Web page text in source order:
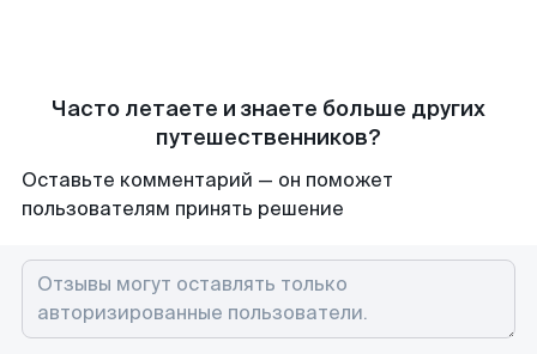
Часто летаете и знаете больше других
путешественников?
Оставьте комментарий — он поможет
пользователям принять решение